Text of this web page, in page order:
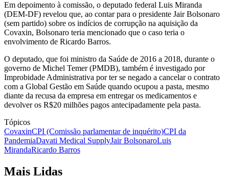
Em depoimento à comissão, o deputado federal Luis Miranda
(DEM-DF) revelou que, ao contar para o presidente Jair Bolsonaro
(sem partido) sobre os indícios de corrupção na aquisição da
Covaxin, Bolsonaro teria mencionado que o caso teria o
envolvimento de Ricardo Barros.
O deputado, que foi ministro da Saúde de 2016 a 2018, durante o
governo de Michel Temer (PMDB), também é investigado por
Improbidade Administrativa por ter se negado a cancelar o contrato
com a Global Gestão em Saúde quando ocupou a pasta, mesmo
diante da recusa da empresa em entregar os medicamentos e
devolver os R$20 milhões pagos antecipadamente pela pasta.
Tópicos
CovaxinCPI (Comissão parlamentar de inquérito)CPI da
PandemiaDavati Medical SupplyJair BolsonaroLuis
MirandaRicardo Barros
Mais Lidas